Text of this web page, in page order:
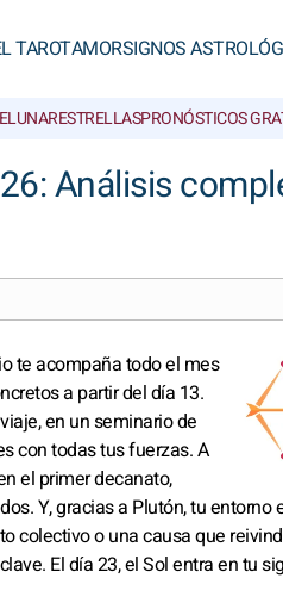
TAROTAMORSIGNOS
LUNARESTRELLASPRONÓSTICOS
Análisis
te acompaña todo el mes
a partir del día 13.
en un seminario de
con todas tus fuerzas. A
el primer decanato,
Y, gracias a Plutón, tu entorno
colectivo o una causa que
El día 23, el Sol entra en tu